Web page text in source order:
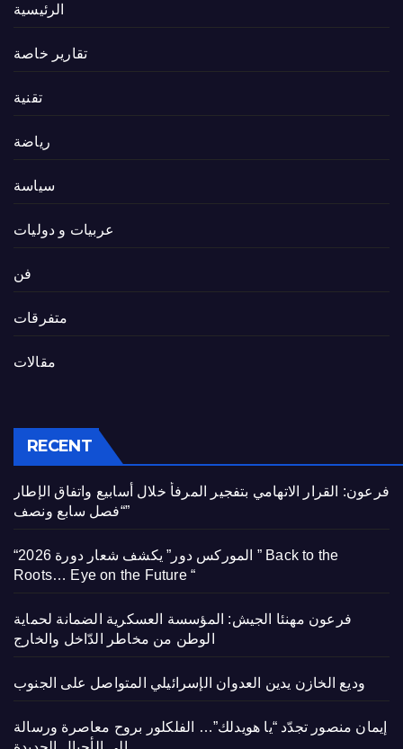
الرئيسية
تقارير خاصة
تقنية
رياضة
سياسة
عربيات و دوليات
فن
متفرقات
مقالات
RECENT
فرعون: القرار الاتهامي بتفجير المرفأ خلال أسابيع واتفاق الإطار
“فصل سابع ونصف”
“الموركس دور” يكشف شعار دورة 2026 ” Back to the
Roots… Eye on the Future “
فرعون مهنئا الجيش: المؤسسة العسكرية الضمانة لحماية
الوطن من مخاطر الدّاخل والخارج
وديع الخازن يدين العدوان الإسرائيلي المتواصل على الجنوب
إيمان منصور تجدّد “يا هويدلك”… الفلكلور بروح معاصرة ورسالة